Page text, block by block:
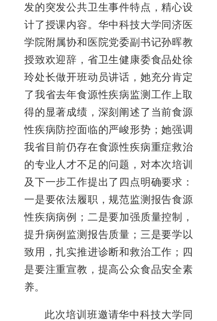
发的突发公共卫生事件特点，精心设
计了授课内容。华中科技大学同济医
学院附属协和医院党委副书记孙晖教
授致欢迎辞，省卫生健康委食品处徐
玲处长做开班动员讲话，她充分肯定
了我省去年食源性疾病监测工作上取
得的显著成绩，深刻阐述了当前食源
性疾病防控面临的严峻形势；她强调
我省目前仍存在食源性疾病重症救治
的专业人才不足的问题，对本次培训
及下一步工作提出了四点明确要求：
一是要依法履职，规范监测报告食源
性疾病病例；二是要加强质量控制，
提升病例监测报告质量；三是要学以
致用，扎实推进诊断和救治工作；四
是要注重宣教，提高公众食品安全素
养。
此次培训班邀请华中科技大学同